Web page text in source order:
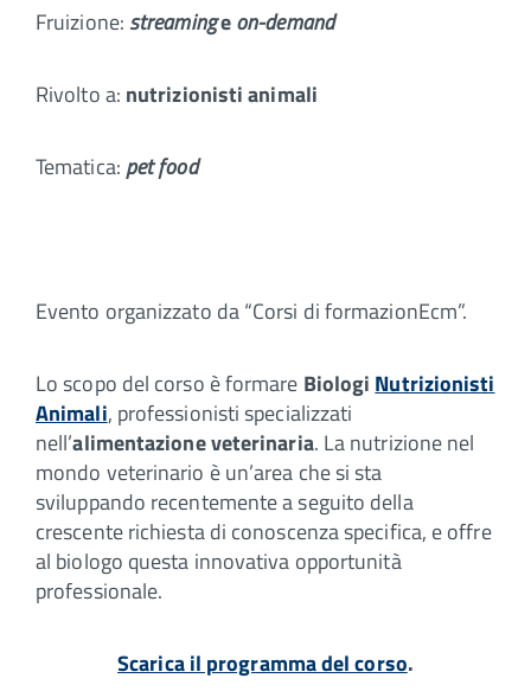
Fruizione: streamingeon-demand
Rivolto a: nutrizionisti animali
Tematica: pet food
Evento organizzato da “Corsi di formazionEcm”.
Lo scopo del corso è formare Biologi Nutrizionisti
Animali, professionisti specializzati
nell’alimentazione veterinaria. La nutrizione nel
mondo veterinario è un’area che si sta
sviluppando recentemente a seguito della
crescente richiesta di conoscenza specifica, e offre
al biologo questa innovativa opportunità
professionale.
Scarica il programma del corso.